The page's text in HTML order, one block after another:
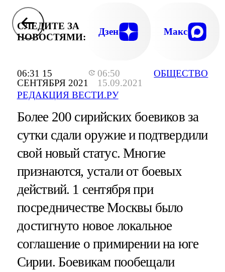
06:31 15
СЕНТЯБРЯ 2021
06:50
15.09.2021
РЕДАКЦИЯ ВЕСТИ.РУ
ОБЩЕСТВО
СЛЕДИТЕ ЗА
НОВОСТЯМИ:
Дзен Макс
Более 200 сирийских боевиков за
сутки сдали оружие и подтвердили
свой новый статус. Многие
признаются, устали от боевых
действий. 1 сентября при
посредничестве Москвы было
достигнуто новое локальное
соглашение о примирении на юге
Сирии. Боевикам пообещали